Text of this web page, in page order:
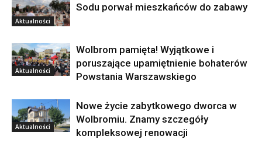
Aktualności
Sodu porwał mieszkańców do zabawy
Aktualności
Wolbrom pamięta! Wyjątkowe i
poruszające upamiętnienie bohaterów
Powstania Warszawskiego
Aktualności
Nowe życie zabytkowego dworca w
Wolbromiu. Znamy szczegóły
kompleksowej renowacji